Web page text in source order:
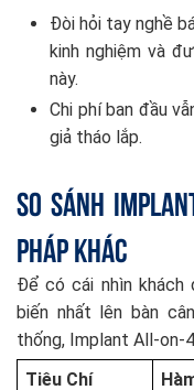
Đòi hỏi tay nghề
kinh nghiệm và
này.
Chi phí ban đầu
giả tháo lắp.
So sánh
pháp khác
Để có cái nhìn khách
biến nhất lên bàn
thống, Implant All-on-
Tiêu Chí